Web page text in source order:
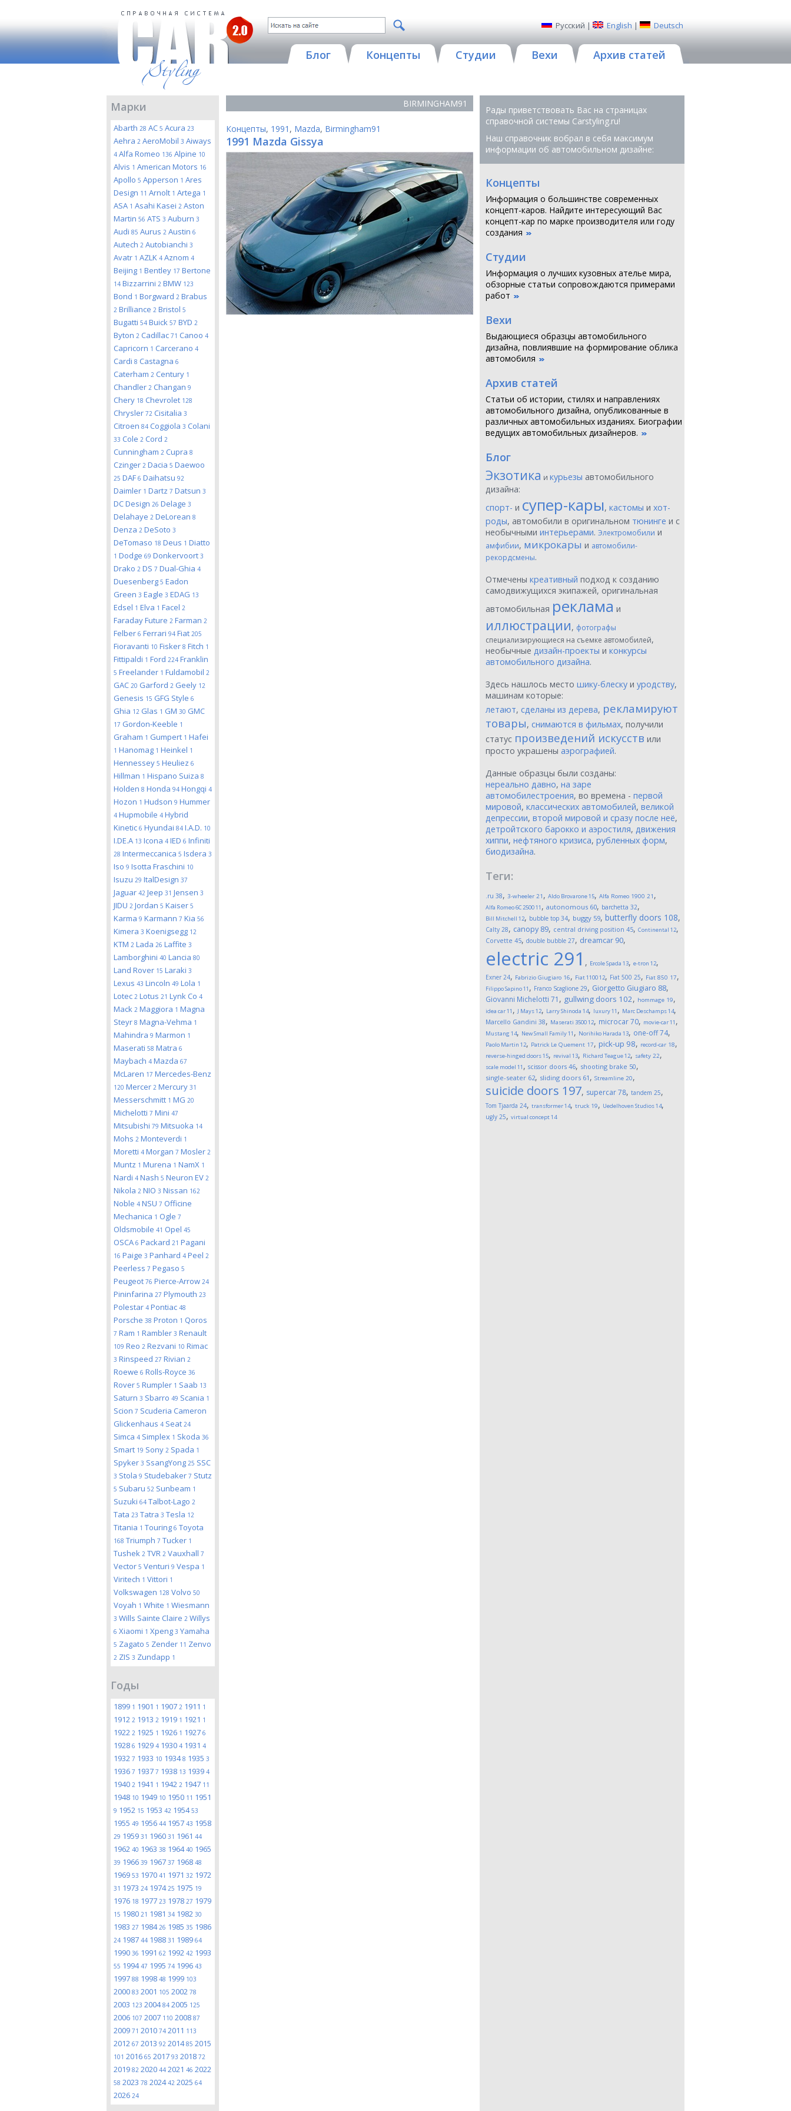
Русский | English | Deutsch
Блог Концепты Студии Вехи Архив статей
Марки
Abarth 28 AC 5 Acura 23
Aehra 2 AeroMobil 3 Aiways
4 Alfa Romeo 136 Alpine 10
Alvis 1 American Motors 16
Apollo 5 Apperson 1 Ares
Design 11 Arnolt 1 Artega 1
ASA 1 Asahi Kasei 2 Aston
Martin 56 ATS 3 Auburn 3
Audi 85 Aurus 2 Austin 6
Autech 2 Autobianchi 3
Avatr 1 AZLK 4 Aznom 4
Beijing 1 Bentley 17 Bertone
14 Bizzarrini 2 BMW 123
Bond 1 Borgward 2 Brabus
2 Brilliance 2 Bristol 5
Bugatti 54 Buick 57 BYD 2
Byton 2 Cadillac 71 Canoo 4
Capricorn 1 Carcerano 4
Cardi 8 Castagna 6
Caterham 2 Century 1
Chandler 2 Changan 9
Chery 18 Chevrolet 128
Chrysler 72 Cisitalia 3
Citroen 84 Coggiola 3 Colani
33 Cole 2 Cord 2
Cunningham 2 Cupra 8
Czinger 2 Dacia 5 Daewoo
25 DAF 6 Daihatsu 92
Daimler 1 Dartz 7 Datsun 3
DC Design 26 Delage 3
Delahaye 2 DeLorean 8
Denza 2 DeSoto 3
DeTomaso 18 Deus 1 Diatto
1 Dodge 69 Donkervoort 3
Drako 2 DS 7 Dual-Ghia 4
Duesenberg 5 Eadon
Green 3 Eagle 3 EDAG 13
Edsel 1 Elva 1 Facel 2
Faraday Future 2 Farman 2
Felber 6 Ferrari 94 Fiat 205
Fioravanti 10 Fisker 8 Fitch 1
Fittipaldi 1 Ford 224 Franklin
5 Freelander 1 Fuldamobil 2
GAC 20 Garford 2 Geely 12
Genesis 15 GFG Style 6
Ghia 12 Glas 1 GM 30 GMC
17 Gordon-Keeble 1
Graham 1 Gumpert 1 Hafei
1 Hanomag 1 Heinkel 1
Hennessey 5 Heuliez 6
Hillman 1 Hispano Suiza 8
Holden 8 Honda 94 Hongqi 4
Hozon 1 Hudson 9 Hummer
4 Hupmobile 4 Hybrid
Kinetic 6 Hyundai 84 I.A.D. 10
I.DE.A 13 Icona 4 IED 6 Infiniti
28 Intermeccanica 5 Isdera 3
Iso 9 Isotta Fraschini 10
Isuzu 29 ItalDesign 37
Jaguar 42 Jeep 31 Jensen 3
JIDU 2 Jordan 5 Kaiser 5
Karma 9 Karmann 7 Kia 56
Kimera 3 Koenigsegg 12
KTM 2 Lada 26 Laffite 3
Lamborghini 40 Lancia 80
Land Rover 15 Laraki 3
Lexus 43 Lincoln 49 Lola 1
Lotec 2 Lotus 21 Lynk Co 4
Mack 2 Maggiora 1 Magna
Steyr 8 Magna-Vehma 1
Mahindra 9 Marmon 1
Maserati 58 Matra 6
Maybach 4 Mazda 67
McLaren 17 Mercedes-Benz
120 Mercer 2 Mercury 31
Messerschmitt 1 MG 20
Michelotti 7 Mini 47
Mitsubishi 79 Mitsuoka 14
Mohs 2 Monteverdi 1
Moretti 4 Morgan 7 Mosler 2
Muntz 1 Murena 1 NamX 1
Nardi 4 Nash 5 Neuron EV 2
Nikola 2 NIO 3 Nissan 162
Noble 4 NSU 7 Officine
Mechanica 1 Ogle 7
Oldsmobile 41 Opel 45
OSCA 6 Packard 21 Pagani
16 Paige 3 Panhard 4 Peel 2
Peerless 7 Pegaso 5
Peugeot 76 Pierce-Arrow 24
Pininfarina 27 Plymouth 23
Polestar 4 Pontiac 48
Porsche 38 Proton 1 Qoros
7 Ram 1 Rambler 3 Renault
109 Reo 2 Rezvani 10 Rimac
3 Rinspeed 27 Rivian 2
Roewe 6 Rolls-Royce 36
Rover 5 Rumpler 1 Saab 13
Saturn 3 Sbarro 49 Scania 1
Scion 7 Scuderia Cameron
Glickenhaus 4 Seat 24
Simca 4 Simplex 1 Skoda 36
Smart 19 Sony 2 Spada 1
Spyker 3 SsangYong 25 SSC
3 Stola 9 Studebaker 7 Stutz
5 Subaru 52 Sunbeam 1
Suzuki 64 Talbot-Lago 2
Tata 23 Tatra 3 Tesla 12
Titania 1 Touring 6 Toyota
168 Triumph 7 Tucker 1
Tushek 2 TVR 2 Vauxhall 7
Vector 5 Venturi 9 Vespa 1
Viritech 1 Vittori 1
Volkswagen 128 Volvo 50
Voyah 1 White 1 Wiesmann
3 Wills Sainte Claire 2 Willys
6 Xiaomi 1 Xpeng 3 Yamaha
5 Zagato 5 Zender 11 Zenvo
2 ZIS 3 Zundapp 1
Годы
1899 1 1901 1 1907 2 1911 1
1912 2 1913 2 1919 1 1921 1
1922 2 1925 1 1926 1 1927 6
1928 6 1929 4 1930 4 1931 4
1932 7 1933 10 19348 1935 3
1936 7 1937 7 1938 13 1939 4
1940 2 1941 1 1942 2 1947 11
1948 10 1949 10 1950 11 1951
9 1952 15 1953 42 195453
1955 49 1956 44 1957 43 1958
29 1959 31 1960 31 1961 44
1962 40 1963 38 196440 1965
39 1966 39 1967 37 1968 48
1969 53 1970 41 1971 32 1972
31 1973 24 197425 1975 19
1976 18 1977 23 1978 27 1979
15 1980 21 1981 34 1982 30
1983 27 198426 1985 35 1986
24 1987 44 1988 31 1989 64
1990 36 1991 62 1992 42 1993
55 199447 1995 74 1996 43
1997 88 1998 48 1999 103
2000 83 2001 105 2002 78
2003 123 200484 2005 125
2006 107 2007 110 2008 87
2009 71 2010 74 2011 113
2012 67 2013 92 201485 2015
101 2016 65 2017 93 2018 72
2019 82 2020 44 2021 46 2022
58 2023 78 202442 2025 64
2026 24
BIRMINGHAM91
Концепты, 1991 , Mazda, Birmingham91
1991 Mazda Gissya
Рады приветствовать Вас на страницах
справочной системы Сarstyling.ru!
Наш справочник вобрал в себя максимум
информации об автомобильном дизайне:
Концепты
Информация о большинстве современных
концепт-каров. Найдите интересующий Вас
концепт-кар по марке производителя или году
создания
Студии
Информация о лучших кузовных ателье мира,
обзорные статьи сопровождаются примерами
работ
Вехи
Выдающиеся образцы автомобильного
дизайна, повлиявшие на формирование облика
автомобиля
Архив статей
Статьи об истории, стилях и направлениях
автомобильного дизайна, опубликованные в
различных автомобильных изданиях. Биографии
ведущих автомобильных дизайнеров.
Блог
Экзотика и курьезы автомобильного
дизайна:
спорт- и супер-кары, кастомы и хот-
роды, автомобили в оригинальном тюнинге и с
необычными интерьерами. Электромобили и
амфибии, микрокары и автомобили-
рекордсмены.
Отмечены креативный подход к созданию
самодвижущихся экипажей, оригинальная
автомобильная реклама и
иллюстрации, фотографы
специализирующиеся на съемке автомобилей,
необычные дизайн-проекты и конкурсы
автомобильного дизайна.
Здесь нашлось место шику-блеску и уродству,
машинам которые:
летают, сделаны из дерева, рекламируют
товары, снимаются в фильмах, получили
статус произведений искусств или
просто украшены аэрографией.
Данные образцы были созданы:
нереально давно, на заре
автомобилестроения, во времена - первой
мировой, классических автомобилей, великой
депрессии, второй мировой и сразу после неё,
детройтского барокко и аэростиля, движения
хиппи, нефтяного кризиса, рубленных форм,
биодизайна.
Теги:
.ru 38, 3-wheeler 21 , Aldo Brovarone15, Alfa Romeo 1900 21 ,
Alfa Romeo 6C 250011 , autonomous 60, barchetta 32,
Bill Mitchell 12, bubble top 34, buggy 59, butterfly doors 108,
Calty 28, canopy 89, central driving position 45, Continental 12,
Corvette 45, double bubble 27, dreamcar 90,
electric 291 , Ercole Spada 13, e-tron 12,
Exner 24, Fabrizio Giugiaro 16, Fiat 110012, Fiat 500 25, Fiat 850 17,
Filippo Sapino11 , Franco Scaglione 29, Giorgetto Giugiaro 88,
Giovanni Michelotti 71 , gullwing doors 102, hommage 19,
idea car11 , J Mays12, Larry Shinoda 14, luxury11 , Marc Deschamps14,
Marcello Gandini 38, Maserati 350012, microcar70, movie-car11 ,
Mustang 14, New Small Family11 , Norihiko Harada 13, one-off74,
Paolo Martin 12, Patrick Le Quement 17, pick-up 98, record-car 18,
reverse-hinged doors15, revival 13, Richard Teague12, safety 22,
scale model 11 , scissor doors 46, shooting brake 50,
single-seater 62, sliding doors 61 , Streamline 20,
suicide doors 197, supercar78, tandem 25,
Tom Tjaarda 24, transformer14, truck 19, Uedelhoven Studios14,
ugly 25, virtual concept14